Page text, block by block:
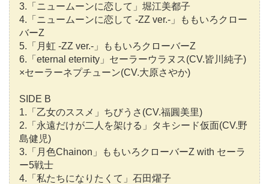
3.「ニュームーンに恋して」堀江美都子
4.「ニュームーンに恋して -ZZ ver.-」ももいろクロー
バーZ
5.「月虹 -ZZ ver.-」ももいろクローバーZ
6.「eternal eternity」セーラーウラヌス(CV.皆川純子)
×セーラーネプチューン(CV.大原さやか)
SIDE B
1.「乙女のススメ」ちびうさ(CV.福圓美里)
2.「永遠だけが二人を架ける」タキシード仮面(CV.野
島健児)
3.「月色Chainon」ももいろクローバーZ with セーラ
ー5戦士
4.「私たちになりたくて」石田燿子